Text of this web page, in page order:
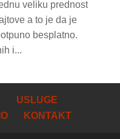
veliku prednost
a to je da je
besplatno.
i...
USLUGE
KONTAKT